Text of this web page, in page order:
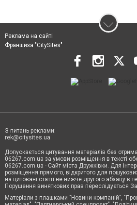
Реклама на сайті
Франшиза "CitySites"
З питань реклами:
rek@citysites.ua
Допускається цитування матеріалів без
06267.com.ua за умови розміщення в тексті
06267.com.ua - Сайт міста Дружківки. Для
розміщення прямого, відкритого для
на цитовані статті не нижче другого абзацу в
Порушення виняткових прав переслідується
Матеріали з плашками "Новини компаній",